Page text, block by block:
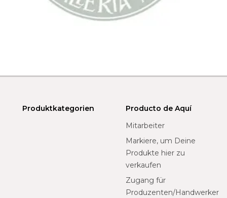
Produktkategorien
Producto de Aquí
Mitarbeiter
Markiere, um Deine
Produkte hier zu
verkaufen
Zugang für
Produzenten/Handwerker